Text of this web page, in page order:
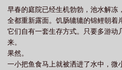
端倪，为了让你不再出门，他给你请
之外，这位伴读非常温柔。因为课业
起。他总是说一些奇怪的话，还几次
支走。他说你也可以叫他哥哥，因为
这位伴读相处得也并不是很久，因为
无聊赖的你只好自己研究术式，结果
早春的庭院已经生机勃勃，池水解冻
全都重新露面。饥肠辘辘的锦鲤朝着
它们自有一套生存方式。只要多游动
来。
果然。
一小把鱼食马上就被洒进了水中，微